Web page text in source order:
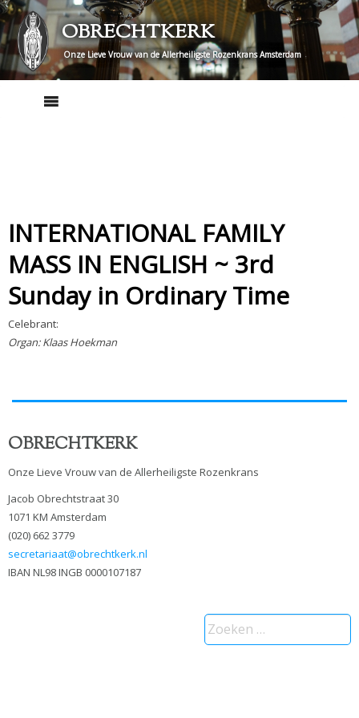
Skip
to
content
OBRECHTKERK
Onze Lieve Vrouw van de Allerheiligste Rozenkrans Amsterdam
INTERNATIONAL FAMILY
MASS IN ENGLISH ~ 3rd
Sunday in Ordinary Time
Celebrant:
Organ: Klaas Hoekman
OBRECHTKERK
Onze Lieve Vrouw van de Allerheiligste Rozenkrans
Jacob Obrechtstraat 30
1071 KM Amsterdam
(020) 662 3779
secretariaat@obrechtkerk.nl
IBAN NL98 INGB 0000107187
Zoeken
naar: